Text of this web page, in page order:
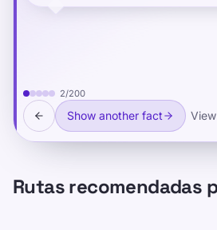
2/200
Show another fact
Rutas recomendadas